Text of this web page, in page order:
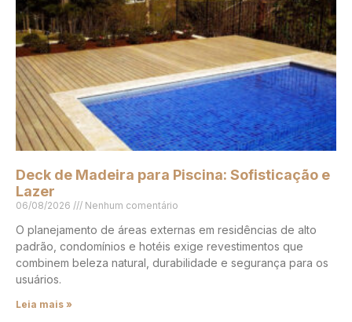
Deck de Madeira para Piscina: Sofisticação e
Lazer
06/08/2026 Nenhum comentário
O planejamento de áreas externas em residências de alto
padrão, condomínios e hotéis exige revestimentos que
combinem beleza natural, durabilidade e segurança para os
usuários.
Leia mais »